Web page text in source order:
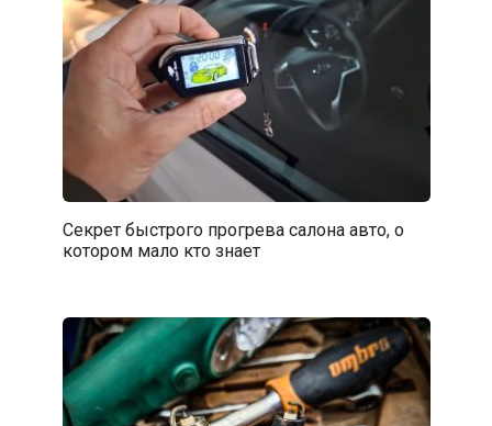
Секрет быстрого прогрева салона авто, о
котором мало кто знает